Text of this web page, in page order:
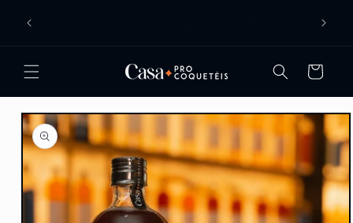
para o
Carrinho
informações
do produto